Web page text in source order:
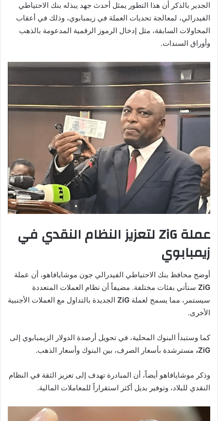
الجدير بالذكر أن هذا التطور يمثل أحدث جهد يبذله بنك الاحتياطي
الفيدرالي، لمعالجة تحديات العملة في زيمبابوي، وذلك في أعقاب
المحاولات السابقة، مثل إدخال الرموز الرقمية المدعومة بالذهب
وأوراق السندات.
عملة ZiG لتعزيز النظام النقدي في
زيمبابوي
أوضح محافظ بنك الاحتياطي الفيدرالي جون موشايافاهو، أن عملة
ZiG ستأتي بفئات مختلفة. مضيفاً أن نظام العملات المتعددة
سيستمر، مما يسمح لعملة ZiG الجديدة بالتداول مع العملات الأجنبية
الأخرى.
كما وستبدأ البنوك المحلية، في تحويل أرصدة الدولار الزيمبابوي إلى
ZiG، مسترشدة بأسعار الصرف، بين البنوك وأسعار الذهب.
وذكر موشايافاهو أيضاً، أن المبادرة تهدف إلى تعزيز الثقة في النظام
النقدي للبلاد، وتوفير بديل أكثر استقراراً للمعاملات المالية.